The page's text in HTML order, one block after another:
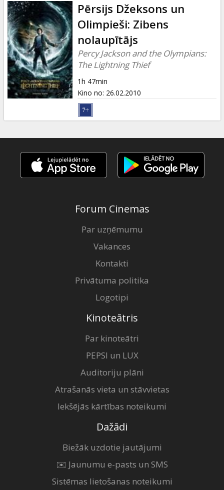
Pērsijs Džeksons un
Olimpieši: Zibens
nolaupītājs
Percy Jackson and the Olympians:
The Lightning Thief
1h 47min
Kino no: 26.02.2010
Forum Cinemas
Par uzņēmumu
Vakances
Kontakti
Privātuma politika
Logotipi
Kinoteātris
Par kinoteātri
PEPSI un LUX
Auditoriju plāni
Atrašanās vieta un stāvvietas
Iekšējās kārtības noteikumi
Dažādi
Biežāk uzdotie jautājumi
✉️ Jaunumu e-pasts un SMS
Sistēmas lietošanas noteikumi